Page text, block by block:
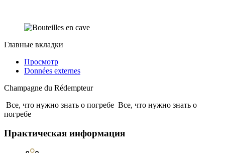
Главные вкладки
Просмотр
Données externes
Champagne du Rédempteur
Все, что нужно знать о погребе Все, что нужно знать о
погребе
Практическая информация